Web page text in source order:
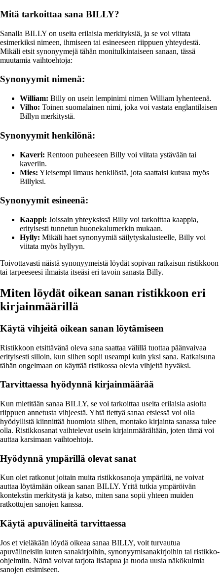
Mitä tarkoittaa sana BILLY?
Sanalla BILLY on useita erilaisia merkityksiä, ja se voi viitata
esimerkiksi nimeen, ihmiseen tai esineeseen riippuen yhteydestä.
Mikäli etsit synonyymejä tähän monitulkintaiseen sanaan, tässä
muutamia vaihtoehtoja:
Synonyymit nimenä:
William: Billy on usein lempinimi nimen William lyhenteenä.
Vilho: Toinen suomalainen nimi, joka voi vastata englantilaisen
Billyn merkitystä.
Synonyymit henkilönä:
Kaveri: Rentoon puheeseen Billy voi viitata ystävään tai
kaveriin.
Mies: Yleisempi ilmaus henkilöstä, jota saattaisi kutsua myös
Billyksi.
Synonyymit esineenä:
Kaappi: Joissain yhteyksissä Billy voi tarkoittaa kaappia,
erityisesti tunnetun huonekalumerkin mukaan.
Hylly: Mikäli haet synonyymiä säilytyskalusteelle, Billy voi
viitata myös hyllyyn.
Toivottavasti näistä synonyymeistä löydät sopivan ratkaisun ristikkoon
tai tarpeeseesi ilmaista itseäsi eri tavoin sanasta Billy.
Miten löydät oikean sanan ristikkoon eri
kirjainmäärillä
Käytä vihjeitä oikean sanan löytämiseen
Ristikkoon etsittävänä oleva sana saattaa välillä tuottaa päänvaivaa
erityisesti silloin, kun siihen sopii useampi kuin yksi sana. Ratkaisuna
tähän ongelmaan on käyttää ristikossa olevia vihjeitä hyväksi.
Tarvittaessa hyödynnä kirjainmäärää
Kun mietitään sanaa BILLY, se voi tarkoittaa useita erilaisia asioita
riippuen annetusta vihjeestä. Yhtä tiettyä sanaa etsiessä voi olla
hyödyllistä kiinnittää huomiota siihen, montako kirjainta sanassa tulee
olla. Ristikkosanat vaihtelevat usein kirjainmäärältään, joten tämä voi
auttaa karsimaan vaihtoehtoja.
Hyödynnä ympärillä olevat sanat
Kun olet ratkonut joitain muita ristikkosanoja ympäriltä, ne voivat
auttaa löytämään oikean sanan BILLY. Yritä tutkia ympäröivän
kontekstin merkitystä ja katso, miten sana sopii yhteen muiden
ratkottujen sanojen kanssa.
Käytä apuvälineitä tarvittaessa
Jos et vieläkään löydä oikeaa sanaa BILLY, voit turvautua
apuvälineisiin kuten sanakirjoihin, synonyymisanakirjoihin tai ristikko-
ohjelmiin. Nämä voivat tarjota lisäapua ja tuoda uusia näkökulmia
sanojen etsimiseen.